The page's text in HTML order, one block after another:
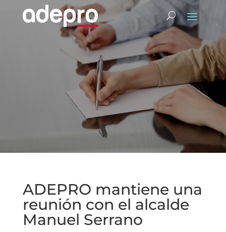
ADEPRO mantiene una
reunión con el alcalde
Manuel Serrano